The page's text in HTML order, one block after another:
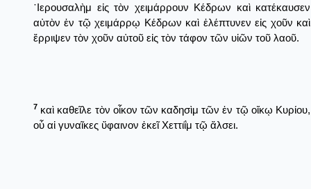
῾Ιερουσαλὴμ εἰς τὸν χειμάρρουν Κέδρων καὶ κατέκαυσεν
αὐτὸν ἐν τῷ χειμάρρῳ Κέδρων καὶ ἐλέπτυνεν εἰς χοῦν καὶ
ἔρριψεν τὸν χοῦν αὐτοῦ εἰς τὸν τάφον τῶν υἱῶν τοῦ λαοῦ.
7 καὶ καθεῖλε τὸν οἶκον τῶν καδησὶμ τῶν ἐν τῷ οἴκῳ Κυρίου,
οὗ αἱ γυναῖκες ὕφαινον ἐκεῖ Χεττιΐμ τῷ ἄλσει.